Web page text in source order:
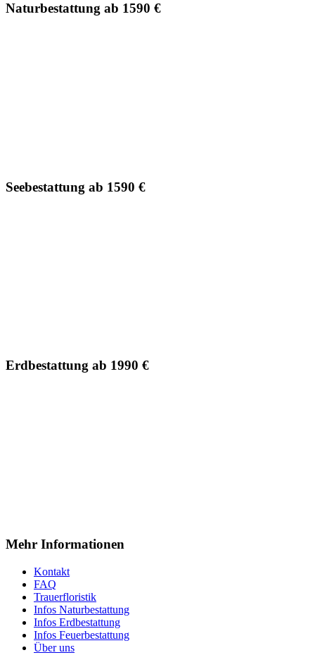
Naturbestattung ab 1590 €
Seebestattung ab 1590 €
Erdbestattung ab 1990 €
Mehr Informationen
Kontakt
FAQ
Trauerfloristik
Infos Naturbestattung
Infos Erdbestattung
Infos Feuerbestattung
Über uns